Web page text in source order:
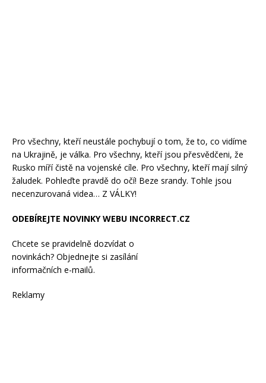
Pro všechny, kteří neustále pochybují o tom, že to, co vidíme
na Ukrajině, je válka. Pro všechny, kteří jsou přesvědčeni, že
Rusko míří čistě na vojenské cíle. Pro všechny, kteří mají silný
žaludek. Pohleďte pravdě do očí! Beze srandy. Tohle jsou
necenzurovaná videa… Z VÁLKY!
ODEBÍREJTE NOVINKY WEBU INCORRECT.CZ
Chcete se pravidelně dozvídat o
novinkách? Objednejte si zasílání
informačních e-mailů.
Reklamy